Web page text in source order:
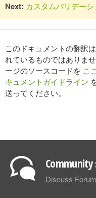
Next: カスタムバリデーシ
このドキュメントの翻訳
れているものではありま
ージのソースコードを ここ
キュメントガイドライン
送ってください。
Discuss Forum